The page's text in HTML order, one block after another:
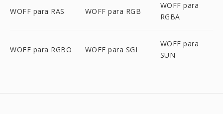
WOFF para RAS WOFF para RGB
WOFF para
RGBA
WOFF para RGBO WOFF para SGI
WOFF para
SUN